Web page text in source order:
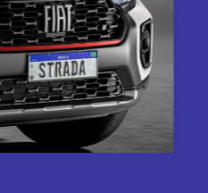
LUGARES E 4